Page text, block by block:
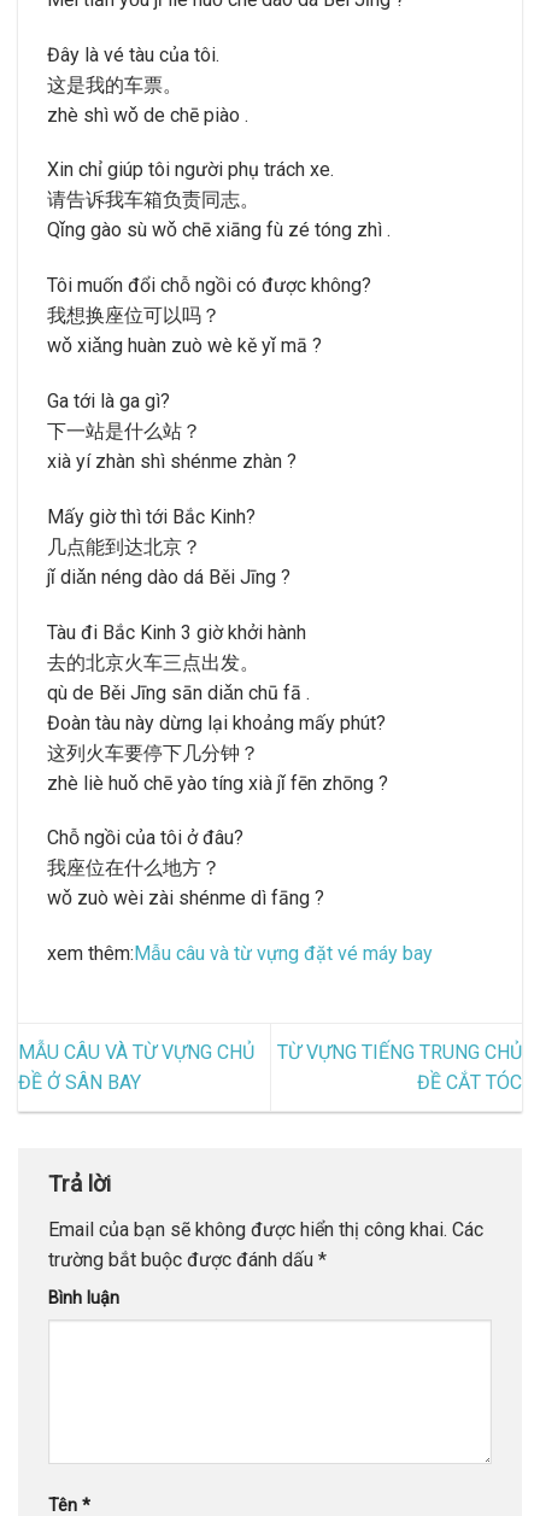
Đây là vé tàu của tôi.
这是我的车票。
zhè shì wǒ de chē piào .
Xin chỉ giúp tôi người phụ trách xe.
请告诉我车箱负责同志。
Qǐng gào sù wǒ chē xiāng fù zé tóng zhì .
Tôi muốn đổi chỗ ngồi có được không?
我想换座位可以吗？
wǒ xiǎng huàn zuò wè kě yǐ mā ?
Ga tới là ga gì?
下一站是什么站？
xià yí zhàn shì shénme zhàn ?
Mấy giờ thì tới Bắc Kinh?
几点能到达北京？
jǐ diǎn néng dào dá Běi Jīng ?
Tàu đi Bắc Kinh 3 giờ khởi hành
去的北京火车三点出发。
qù de Běi Jīng sān diǎn chū fā .
Đoàn tàu này dừng lại khoảng mấy phút?
这列火车要停下几分钟？
zhè liè huǒ chē yào tíng xià jǐ fēn zhōng ?
Chỗ ngồi của tôi ở đâu?
我座位在什么地方？
wǒ zuò wèi zài shénme dì fāng ?
xem thêm:Mẫu câu và từ vựng đặt vé máy bay
MẪU CÂU VÀ TỪ VỰNG CHỦ
ĐỀ Ở SÂN BAY
TỪ VỰNG TIẾNG TRUNG CHỦ
ĐỀ CẮT TÓC
Trả lời
Email của bạn sẽ không được hiển thị công khai. Các
trường bắt buộc được đánh dấu *
Bình luận
Tên *